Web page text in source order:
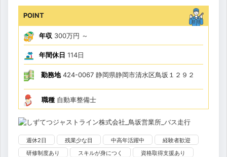
POINT
年収 300万円 ～
年間休日 114日
勤務地424-0067 静岡県静岡市清水区鳥坂１２９２
職種 自動車整備士
週休2日 残業少な目 中高年活躍中
経験者歓迎
研修制度あり
スキルが身につく
資格取得支援あり